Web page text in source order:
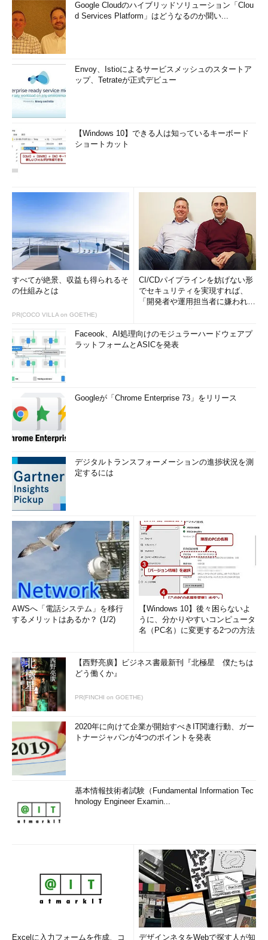
Google Cloudのハイブリッドソリューション「Clou
d Services Platform」はどうなるのか聞い...
Envoy、Istioによるサービスメッシュのスタートア
ップ、Tetrateが正式デビュー
【Windows 10】できる人は知っているキーボード
ショートカット
すべてが絶景、収益も得られるそ
の仕組みとは
PR(COCO VILLA on GOETHE)
CI/CDパイプラインを妨げない形
でセキュリティを実現すれば、
「開発者や運用担当者に嫌われな
Faceook、AI処理向けのモジュラーハードウェアプ
ラットフォームとASICを発表
Googleが「Chrome Enterprise 73」をリリース
デジタルトランスフォーメーションの進捗状況を測
定するには
AWSへ「電話システム」を移行
するメリットはあるか？ (1/2)
【Windows 10】後々困らないよ
うに、分かりやすいコンピュータ
名（PC名）に変更する2つの方法
【西野亮廣】ビジネス書最新刊『北極星 僕たちは
どう働くか』
PR(FINCHI on GOETHE)
2020年に向けて企業が開始すべきIT関連行動、ガー
トナージャパンが4つのポイントを発表
基本情報技術者試験（Fundamental Information Tec
hnology Engineer Examin...
Excelに入力フォームを作成、コ デザインネタをWebで探す人が知